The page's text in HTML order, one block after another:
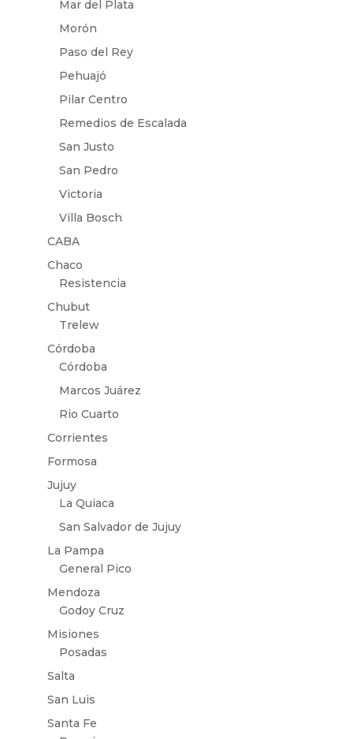
Mar del Plata
Morón
Paso del Rey
Pehuajó
Pilar Centro
Remedios de Escalada
San Justo
San Pedro
Victoria
Villa Bosch
CABA
Chaco
Resistencia
Chubut
Trelew
Córdoba
Córdoba
Marcos Juárez
Rio Cuarto
Corrientes
Formosa
Jujuy
La Quiaca
San Salvador de Jujuy
La Pampa
General Pico
Mendoza
Godoy Cruz
Misiones
Posadas
Salta
San Luis
Santa Fe